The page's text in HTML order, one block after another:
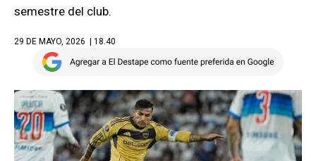
semestre del club.
29 DE MAYO, 2026 | 18.40